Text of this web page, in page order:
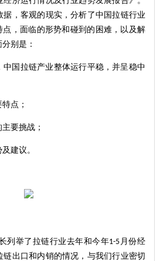
据，客观的现实，分析了中国拉链行业
点，面临的形势和碰到的困难，以及解
别是：
中国拉链产业整体运行平稳，并呈稳中
点；
要挑战；
建议。
列举了拉链行业去年和今年1-5 月份经
出口和内销的情况，与我们行业密切